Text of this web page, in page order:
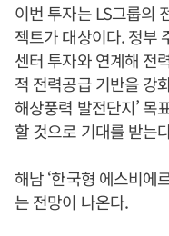
이번 투자는 LS그룹의
젝트가 대상이다. 정부
센터 투자와 연계해 전
적 전력공급 기반을 강
해상풍력 발전단지’ 목
할 것으로 기대를 받는
해남 ‘한국형 에스비에
는 전망이 나온다.